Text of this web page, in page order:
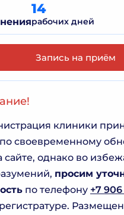
14
рабочих дней
Запись на приём
клиники
своевременному
сайте, однако во
просим
по телефону +7